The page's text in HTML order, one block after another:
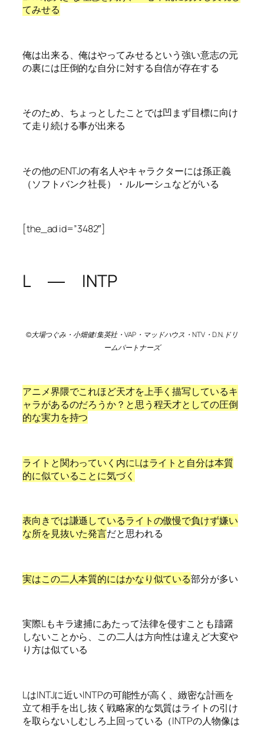
てみせる
俺は出来る、俺はやってみせるという強い意志の元
の裏には圧倒的な自分に対する自信が存在する
そのため、ちょっとしたことでは凹まず目標に向け
て走り続ける事が出来る
その他のENTJの有名人やキャラクターには孫正義
（ソフトバンク社長）・ルルーシュなどがいる
[the_ad id=”3482″]
L ― INTP
©大場つぐみ・小畑健/集英社・VAP・マッドハウス・NTV・D.N.ドリ
ームパートナーズ
アニメ界隈でこれほど天才を上手く描写しているキ
ャラがあるのだろうか？と思う程天才としての圧倒
的な実力を持つ
ライトと関わっていく内にLはライトと自分は本質
的に似ていることに気づく
表向きでは謙遜しているライトの傲慢で負けず嫌い
な所を見抜いた発言だと思われる
実はこの二人本質的にはかなり似ている部分が多い
実際Lもキラ逮捕にあたって法律を侵すことも躊躇
しないことから、この二人は方向性は違えど大変や
り方は似ている
LはINTJに近いINTPの可能性が高く、緻密な計画を
立て相手を出し抜く戦略家的な気質はライトの引け
を取らないしむしろ上回っている（INTPの人物像は